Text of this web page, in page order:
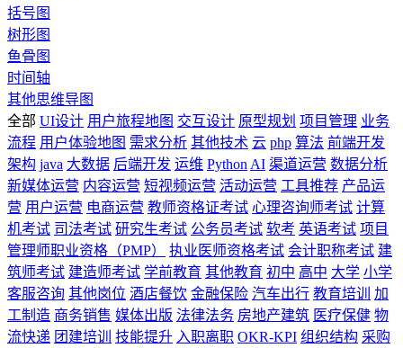
括号图
树形图
鱼骨图
时间轴
其他思维导图
全部 UI设计 用户旅程地图 交互设计 原型规划 项目管理 业务
流程 用户体验地图 需求分析 其他技术 云 php 算法 前端开发
架构 java 大数据 后端开发 运维 Python AI 渠道运营 数据分析
新媒体运营 内容运营 短视频运营 活动运营 工具推荐 产品运
营 用户运营 电商运营 教师资格证考试 心理咨询师考试 计算
机考试 司法考试 研究生考试 公务员考试 软考 英语考试 项目
管理师职业资格（PMP）
执业医师资格考试 会计职称考试 建
筑师考试 建造师考试 学前教育 其他教育 初中 高中 大学 小学
客服咨询 其他岗位 酒店餐饮 金融保险 汽车出行 教育培训
加
工制造 商务销售 媒体出版 法律法务 房地产建筑 医疗保健 物
流快递 团建培训 技能提升 入职离职 OKR-KPI 组织结构 采购